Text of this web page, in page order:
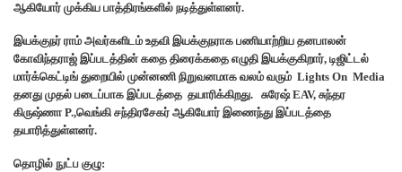
ஆகியோர் முக்கிய பாத்திரங்களில் நடித்துள்ளனர்.
இயக்குநர் ராம் அவர்களிடம் உதவி இயக்குநராக பணியாற்றிய தனபாலன்
கோவிந்தராஜ் இப்படத்தின் கதை திரைக்கதை எழுதி இயக்குகிறார், டிஜிட்டல்
மார்க்கெட்டிங் துறையில் முன்னணி நிறுவனமாக வலம் வரும் Lights On Media
தனது முதல் படைப்பாக இப்படத்தை தயாரிக்கிறது. சுரேஷ் EAV, சுந்தர
கிருஷ்ணா P.,வெங்கி சந்திரசேகர் ஆகியோர் இணைந்து இப்படத்தை
தயாரித்துள்ளனர்.
தொழில் நுட்ப குழு: